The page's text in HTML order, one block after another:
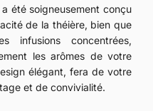
été soigneusement conçu
de la théière, bien que
infusions concentrées,
les arômes de votre
élégant, fera de votre
et de convivialité.